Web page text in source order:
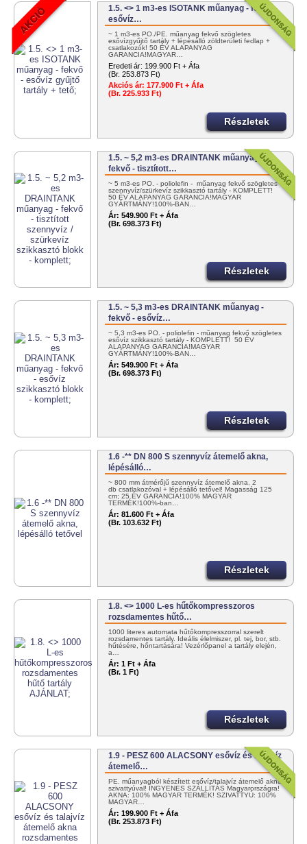
1.5. <> 1 m3-es ISOTANK műanyag - fekvő -
esővíz…
~ 1 m3-es PO./PE. műanyag fekvő szögletes
esővízgyűjtő tartály + lépésálló zöldterületi fedlap +
csatlakozók! 50 ÉV ALAPANYAG
GARANCIA!MAGYAR…
Eredeti ár: 199.900 Ft + Áfa
(Br. 253.873 Ft)
Akciós ár: 177.900 Ft + Áfa
(Br. 225.933 Ft)
Részletek
1.5. ~ 5,2 m3-es DRAINTANK műanyag -
fekvő - tisztított…
~ 5 m3-es PO. - poliolefin - műanyag fekvő szögletes
szennyvíz/szürkevíz szikkasztó tartály - KOMPLETT!
50 ÉV ALAPANYAG GARANCIA!MAGYAR
GYÁRTMÁNY!100%-BAN…
Ár: 549.900 Ft + Áfa
(Br. 698.373 Ft)
Részletek
1.5. ~ 5,3 m3-es DRAINTANK műanyag -
fekvő - esővíz…
~ 5,3 m3-es PO. - poliolefin - műanyag fekvő szögletes
esővíz szikkasztó tartály - KOMPLETT! 50 ÉV
ALAPANYAG GARANCIA!MAGYAR
GYÁRTMÁNY!100%-BAN…
Ár: 549.900 Ft + Áfa
(Br. 698.373 Ft)
Részletek
1.6 -** DN 800 S szennyvíz átemelő akna,
lépésálló…
~ 800 mm átmérőjű szennyvíz átemelő akna, 2
db csatlakozóval + lépésálló tetővel! Magasság 125
cm; 25 ÉV GARANCIA!100% MAGYAR
TERMÉK!100%-ban…
Ár: 81.600 Ft + Áfa
(Br. 103.632 Ft)
Részletek
1.8. <> 1000 L-es hűtőkompresszoros
rozsdamentes hűtő…
1000 literes automata hűtőkompresszorral szerelt
rozsdamentes tartály. Ideális élelmiszer, pl. tej, bor, stb.
hűtésére, hőntartására! Vezérlőpanel a tartály elején,
a…
Ár: 1 Ft + Áfa
(Br. 1 Ft)
Részletek
1.9 - PESZ 600 ALACSONY esővíz és talajvíz
átemelő…
PE. műanyagból készített esővíz/talajvíz átemelő akna
szivattyúval! INGYENES SZÁLLÍTÁS Magyarországra!
AKNA: 100% MAGYAR TERMÉK! SZIVATTYÚ: 100%
MAGYAR…
Ár: 199.900 Ft + Áfa
(Br. 253.873 Ft)